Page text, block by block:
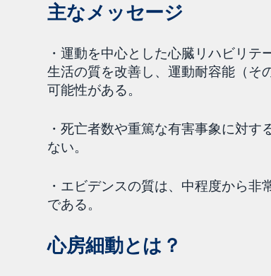
主なメッセージ
・運動を中心とした心臓リハビリ
生活の質を改善し、運動耐容能（そ
可能性がある。
・死亡者数や重篤な有害事象に対
ない。
・エビデンスの質は、中程度から
である。
心房細動とは？